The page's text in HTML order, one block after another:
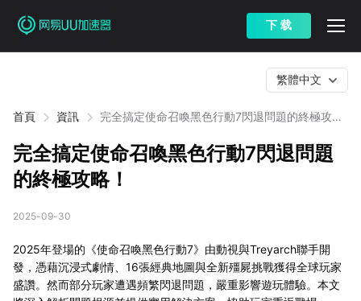
下 载
首頁 資訊
完全搞定使命召喚黑色行動7閃退問題的終極攻
繁體中文
完全搞定使命召喚黑色行動7閃退問題
的終極攻略！
2025-09-30
2025年登場的《使命召喚黑色行動7》由動視與Treyarch聯手開
發，憑藉沉浸式劇情、16張經典地圖與全新殭屍挑戰獲得全球玩家
盛讚。然而部分玩家遭遇頻繁閃退問題，嚴重影響遊玩體驗。本文